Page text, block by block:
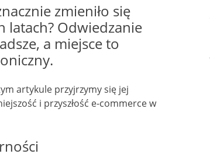
zmieniło się
latach? Odwiedzanie
a miejsce to
artykule przyjrzymy się jej
i przyszłość e-commerce w